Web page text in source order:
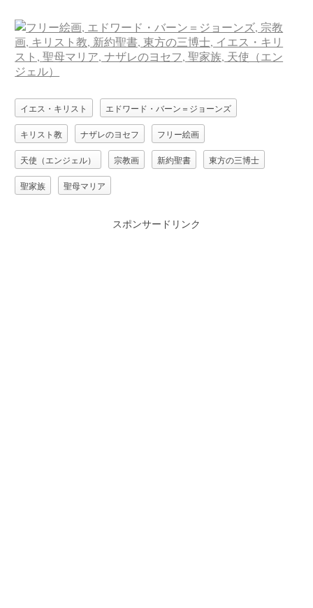
イエス・キリスト エドワード・バーン＝ジョーンズ
キリスト教 ナザレのヨセフ フリー絵画
天使（エンジェル） 宗教画 新約聖書 東方の三博士
聖家族 聖母マリア
スポンサードリンク